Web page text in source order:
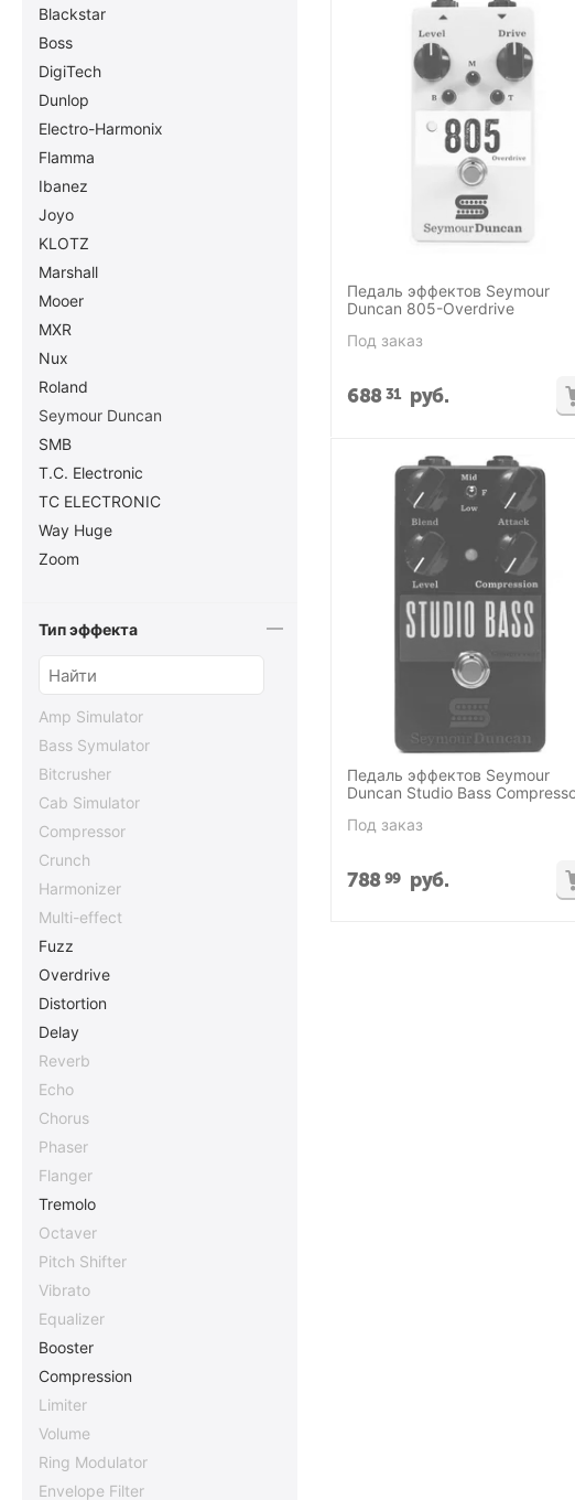
Педаль эффектов Seymour
Duncan 805-Overdrive
Под заказ
68831 руб.
Педаль эффектов Seymour
Duncan Studio Bass
Под заказ
78899 руб.
Blackstar
Boss
DigiTech
Dunlop
Electro-Harmonix
Flamma
Ibanez
Joyo
KLOTZ
Marshall
Mooer
MXR
Nux
Roland
Seymour Duncan
SMB
T.C. Electronic
TC ELECTRONIC
Way Huge
Zoom
Тип эффекта
Amp Simulator
Bass Symulator
Bitcrusher
Cab Simulator
Compressor
Crunch
Harmonizer
Multi-effect
Fuzz
Overdrive
Distortion
Delay
Reverb
Echo
Chorus
Phaser
Flanger
Tremolo
Octaver
Pitch Shifter
Vibrato
Equalizer
Booster
Compression
Limiter
Volume
Ring Modulator
Envelope Filter